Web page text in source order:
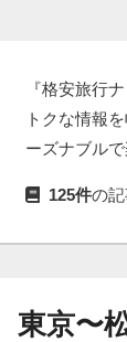
『格安旅行
トクな情報
ーズナブル
125件の
東京〜